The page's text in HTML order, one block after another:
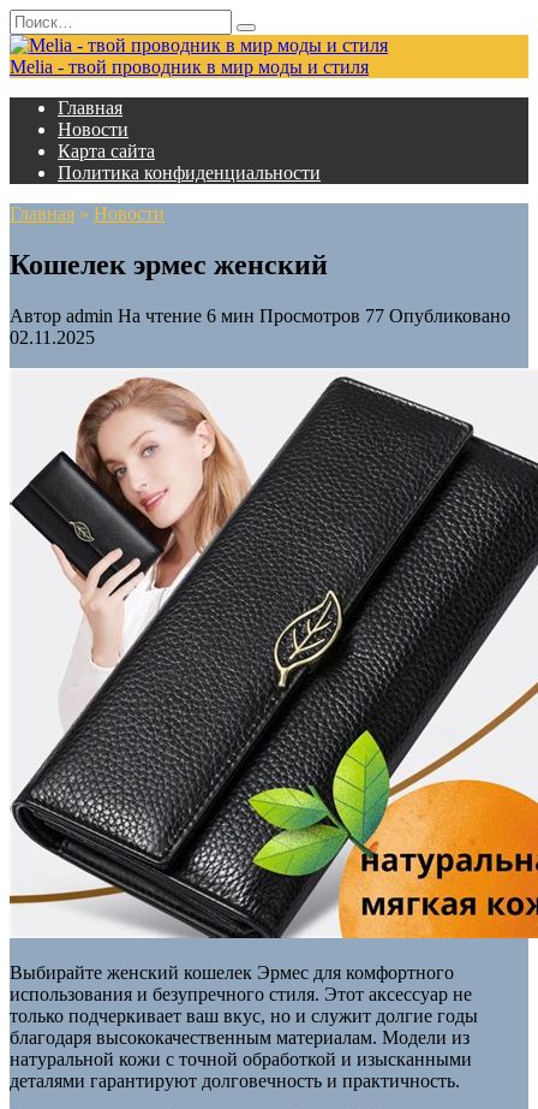
Перейти
к
содержанию
Search
for:
Melia - твой проводник в мир моды и стиля
Главная
Новости
Карта сайта
Политика конфиденциальности
Главная » Новости
Кошелек эрмес женский
Автор admin На чтение 6 мин Просмотров 77 Опубликовано
02.11.2025
Выбирайте женский кошелек Эрмес для комфортного
использования и безупречного стиля. Этот аксессуар не
только подчеркивает ваш вкус, но и служит долгие годы
благодаря высококачественным материалам. Модели из
натуральной кожи с точной обработкой и изысканными
деталями гарантируют долговечность и практичность.